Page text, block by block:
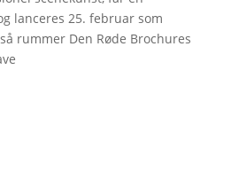
lanceres 25. februar som
rummer Den Røde Brochures